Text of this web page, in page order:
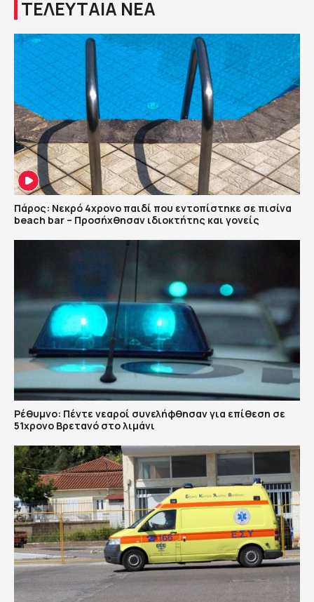
ΤΕΛΕΥΤΑΙΑ ΝΕΑ
Πάρος: Νεκρό 4χρονο παιδί που εντοπίστηκε σε πισίνα
beach bar – Προσήχθησαν ιδιοκτήτης και γονείς
Ρέθυμνο: Πέντε νεαροί συνελήφθησαν για επίθεση σε
51χρονο Βρετανό στο λιμάνι